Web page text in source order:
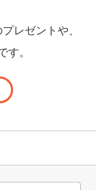
レゼントや、
。